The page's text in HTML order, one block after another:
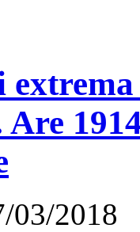
03/2018